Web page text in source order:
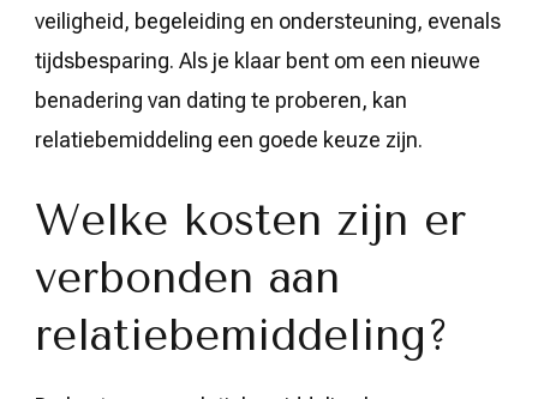
veiligheid, begeleiding en ondersteuning, evenals
tijdsbesparing. Als je klaar bent om een nieuwe
benadering van dating te proberen, kan
relatiebemiddeling een goede keuze zijn.
Welke kosten zijn er
verbonden aan
relatiebemiddeling?